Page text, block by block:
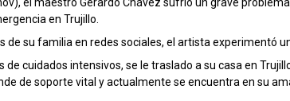
en Trujillo.
de su familia en redes sociales, el artista experimentó
de cuidados intensivos, se le traslado a su casa en
de soporte vital y actualmente se encuentra en su